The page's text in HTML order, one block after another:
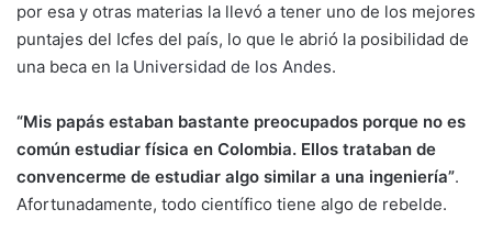
por esa y otras materias la llevó a tener uno de los mejores
puntajes del Icfes del país, lo que le abrió la posibilidad de
una beca en la Universidad de los Andes.
“Mis papás estaban bastante preocupados porque no es
común estudiar física en Colombia. Ellos trataban de
convencerme de estudiar algo similar a una ingeniería”.
Afortunadamente, todo científico tiene algo de rebelde.